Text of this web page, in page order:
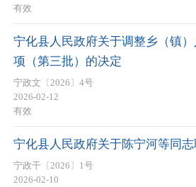
有效
宁化县人民政府关于调整乡（镇
项（第三批）的决定
宁政文〔2026〕4号
2026-02-12
有效
宁化县人民政府关于陈宁河等同
宁政干〔2026〕1号
2026-02-10